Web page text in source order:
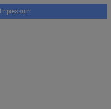
Impressum